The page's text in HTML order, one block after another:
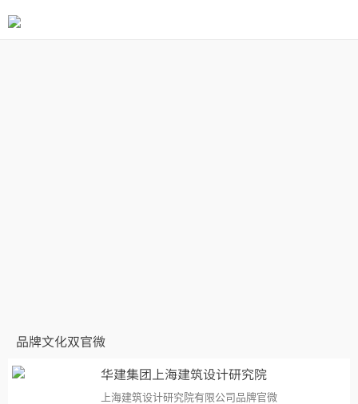
品牌文化双官微
华建集团上海建筑设计研究院
上海建筑设计研究院有限公司品牌官微